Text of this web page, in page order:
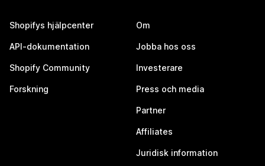
Shopifys hjälpcenter
API-dokumentation
Shopify Community
Forskning
Om
Jobba hos oss
Investerare
Press och media
Partner
Affiliates
Juridisk information